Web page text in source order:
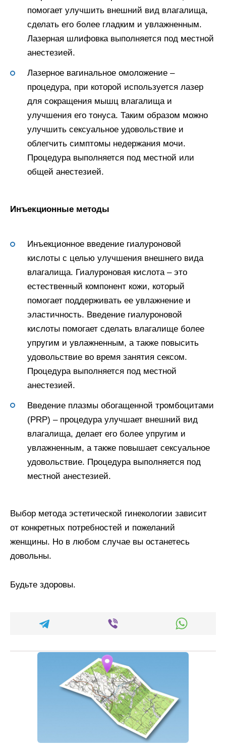
помогает улучшить внешний вид влагалища,
сделать его более гладким и увлажненным.
Лазерная шлифовка выполняется под местной
анестезией.
Лазерное вагинальное омоложение –
процедура, при которой используется лазер
для сокращения мышц влагалища и
улучшения его тонуса. Таким образом можно
улучшить сексуальное удовольствие и
облегчить симптомы недержания мочи.
Процедура выполняется под местной или
общей анестезией.
Инъекционные методы
Инъекционное введение гиалуроновой
кислоты с целью улучшения внешнего вида
влагалища. Гиалуроновая кислота – это
естественный компонент кожи, который
помогает поддерживать ее увлажнение и
эластичность. Введение гиалуроновой
кислоты помогает сделать влагалище более
упругим и увлажненным, а также повысить
удовольствие во время занятия сексом.
Процедура выполняется под местной
анестезией.
Введение плазмы обогащенной тромбоцитами
(PRP) – процедура улучшает внешний вид
влагалища, делает его более упругим и
увлажненным, а также повышает сексуальное
удовольствие. Процедура выполняется под
местной анестезией.
Выбор метода эстетической гинекологии зависит
от конкретных потребностей и пожеланий
женщины. Но в любом случае вы останетесь
довольны.
Будьте здоровы.